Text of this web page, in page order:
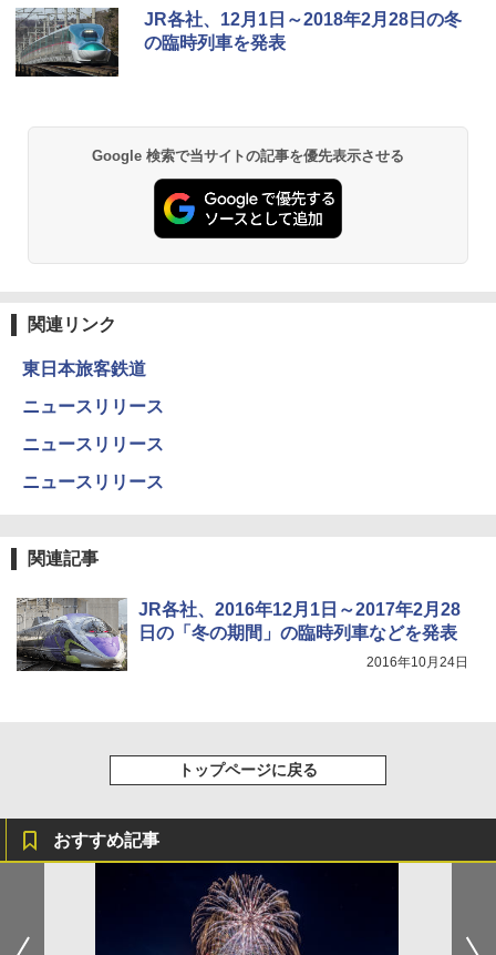
[キャンパーズコレクション 山善] ポップアッ
プテント 傘みたいに広げて畳める パッとサ
ッとサンシェード キューブ フルクローズ メ
￥6,830
PYKES PEAK (パイクスピーク) 着替えテン
ト プライバシー テント 【中が透けない】 1
人用 折りたたみ 防災グッズ 災害用トイレ ビ
易 トイレテント (ブラック)
￥9,990
ATCW-150B エクルベージュ
GRANDOOR ステンレス保冷剤 2個セット 2
026リニューアル 急速冷凍 空間倍増 衛生的
コンパクト 保冷力長持ち
DEWEL パラソル 大型 ビーチ アウトドアパ
防水 UVカット 4段階高さ調整 軽量 収納袋付
き
ンパクト多機能設計 持ち運び便利 アウトド
ア/オフィス/教育現場/展示会用 緑
ット 5000mm耐水圧 210D生地 遮光
JR各社、12月1日～2018年2月28日の冬
の臨時列車を発表
Google 検索で当サイトの記事を優先表示させる
関連リンク
東日本旅客鉄道
ニュースリリース
ニュースリリース
ニュースリリース
関連記事
JR各社、2016年12月1日～2017年2月28
日の「冬の期間」の臨時列車などを発表
2016年10月24日
トップページに戻る
おすすめ記事